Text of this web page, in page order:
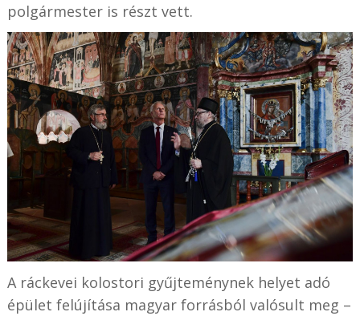
polgármester is részt vett.
A ráckevei kolostori gyűjteménynek helyet adó
épület felújítása magyar forrásból valósult meg –